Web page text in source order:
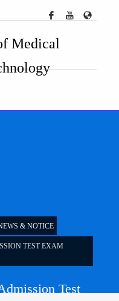
& NOTICE
TEST EXAM
Test